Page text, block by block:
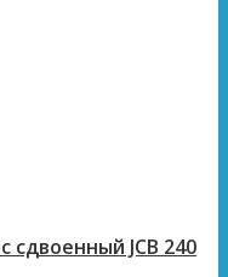
сдвоенный JCB 240